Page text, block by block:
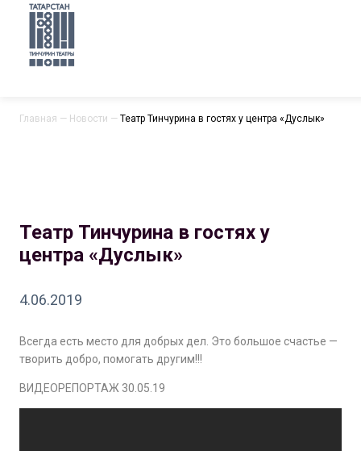
Главная — Новости — Театр Тинчурина в гостях у центра «Дуслык»
Театр Тинчурина в гостях у
центра «Дуслык»
4.06.2019
Всегда есть место для добрых дел. Это большое счастье —
творить добро, помогать другим!!!
ВИДЕОРЕПОРТАЖ 30.05.19